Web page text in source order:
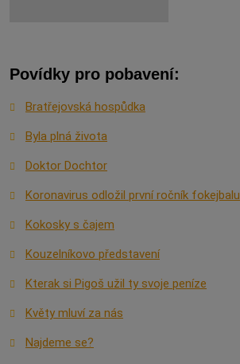
Povídky pro pobavení:
Bratřejovská hospůdka
Byla plná života
Doktor Dochtor
Koronavirus odložil první ročník fokejbalu
Kokosky s čajem
Kouzelníkovo představení
Kterak si Pigoš užil ty svoje peníze
Květy mluví za nás
Najdeme se?